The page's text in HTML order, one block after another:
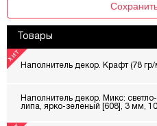
Товары
Наполнитель декор. Крафт (78
Наполнитель декор. Микс:
липа, ярко-зеленый [608], 3 мм,